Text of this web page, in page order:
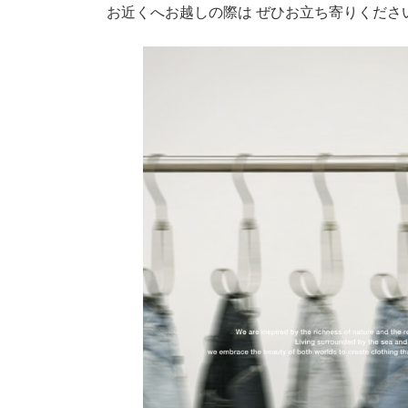
お近くへお越しの際は ぜひお立ち寄りくださ